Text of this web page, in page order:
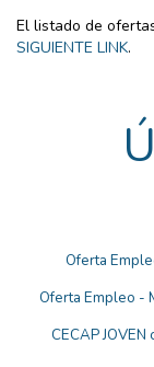
El listado de
SIGUIENTE LINK.
Oferta
Oferta Empleo -
CECAP